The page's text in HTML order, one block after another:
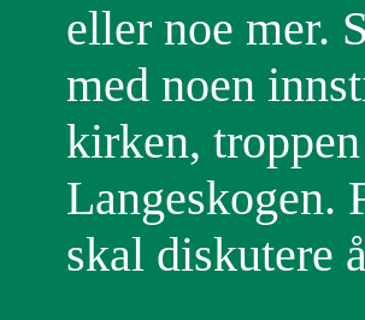
eller noe mer.
med noen
kirken,
Langeskogen.
skal diskutere